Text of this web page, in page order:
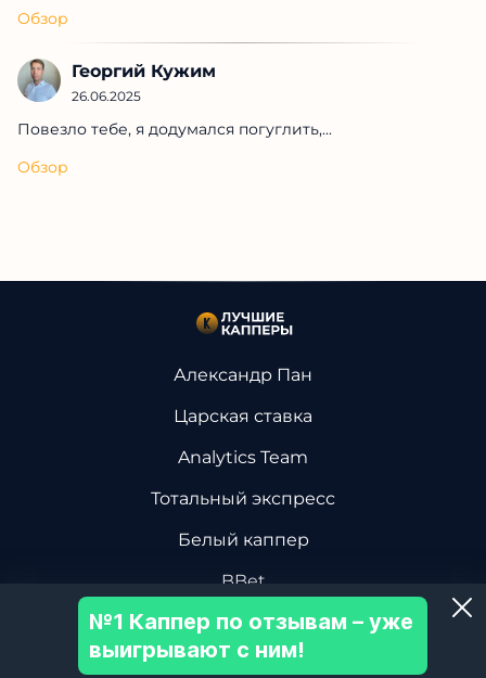
Обзор
Георгий Кужим
26.06.2025
Повезло тебе, я додумался погуглить,...
Обзор
Александр Пан
Царская ставка
Analytics Team
Тотальный экспресс
Белый каппер
BBet
Василий Винокуров
Дмитрий Ревизор БК
№1 Каппер по отзывам – уже
выигрывают с ним!